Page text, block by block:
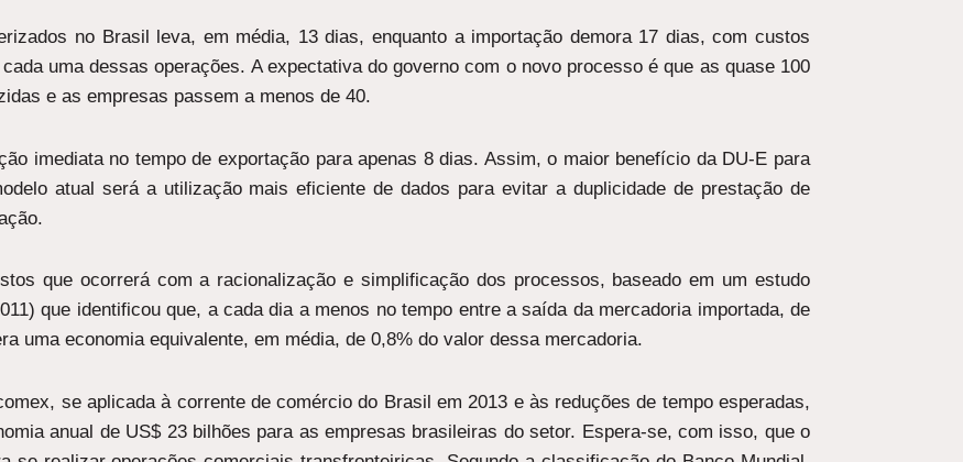
no Brasil leva, em média, 13 dias, enquanto a importação demora 17 dias, com custos
uma dessas operações. A expectativa do governo com o novo processo é que as quase 100
e as empresas passem a menos de 40.
imediata no tempo de exportação para apenas 8 dias. Assim, o maior benefício da DU-E para
atual será a utilização mais eficiente de dados para evitar a duplicidade de prestação de
que ocorrerá com a racionalização e simplificação dos processos, baseado em um estudo
que identificou que, a cada dia a menos no tempo entre a saída da mercadoria importada, de
uma economia equivalente, em média, de 0,8% do valor dessa mercadoria.
se aplicada à corrente de comércio do Brasil em 2013 e às reduções de tempo esperadas,
anual de US$ 23 bilhões para as empresas brasileiras do setor. Espera-se, com isso, que o